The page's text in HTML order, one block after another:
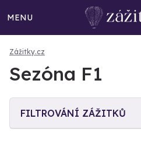
MENU
Zážitky.cz
Sezóna F1
FILTROVÁNÍ ZÁŽITKŮ